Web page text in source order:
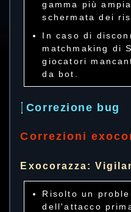
gamma più
schermata dei
In caso di
matchmaking di
giocatori
da bot.
Correzione bug
Correzioni
Exocorazza:
Risolto un
dell'attacco